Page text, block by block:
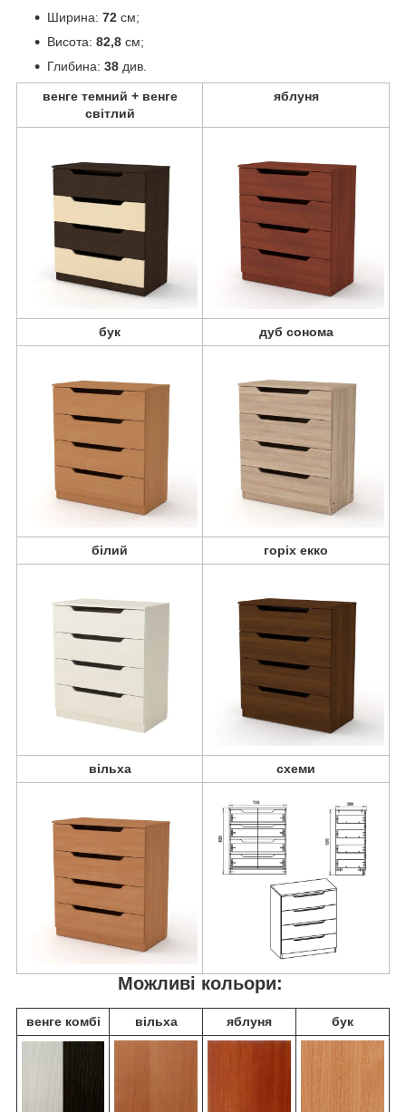
Ширина: 72 см;
Висота: 82,8 см;
Глибина: 38 див.
венге темний + венге
світлий
яблуня
бук дуб сонома
білий горіх екко
вільха схеми
Можливі кольори:
венге комбі вільха яблуня бук